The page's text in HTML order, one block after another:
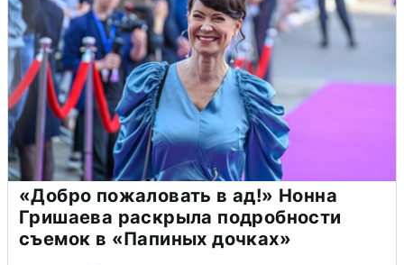
«Добро пожаловать в ад!» Нонна
Гришаева раскрыла подробности
съемок в «Папиных дочках»